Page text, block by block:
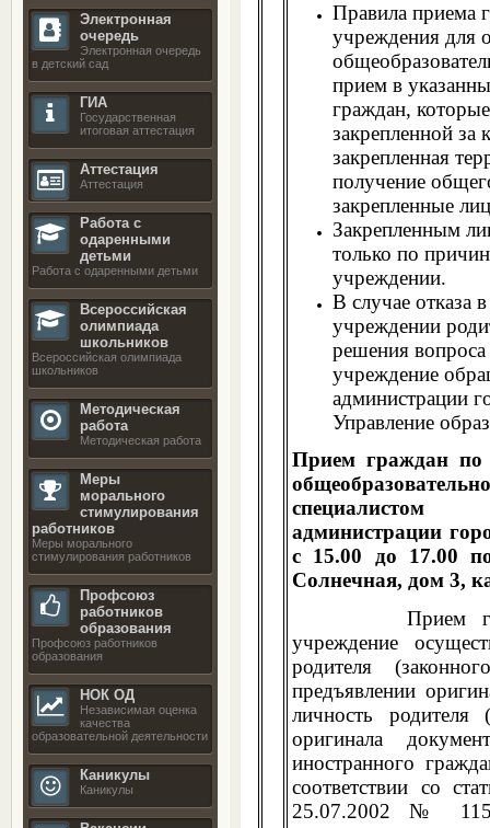
Электронная
очередь
Электронная очередь
в детский сад
ГИА
Государственная
итоговая аттестация
Аттестация
Аттестация
Работа с
одаренными
детьми
Работа с одаренными детьми
Всероссийская
олимпиада
школьников
Всероссийская олимпиада
школьников
Методическая
работа
Методическая работа
Меры
морального
стимулирования
работников
Меры морального
стимулирования работников
Профсоюз
работников
образования
Профсоюз работников
образования
НОК ОД
Независимая оценка
качества
образовательной деятельности
Каникулы
Каникулы
Правила приема
учреждения для
прием в
граждан,
закрепленной за
закрепленная
получение
закрепленные
Закрепленным
только по
учреждении.
В случае отказа
учреждении
решения вопроса
учреждение
администрации
Управление
Прием граждан по
специалистом
администрации
с 15.00 до 17.00
Солнечная, дом 3,
Прием
учреждение
родителя
предъявлении
личность родителя
оригинала
иностранного
соответствии со
25.07.2002 №